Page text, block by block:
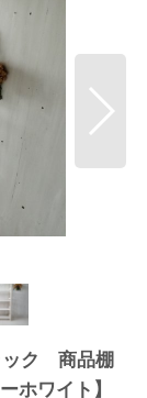
ク 商品棚
ホワイト】